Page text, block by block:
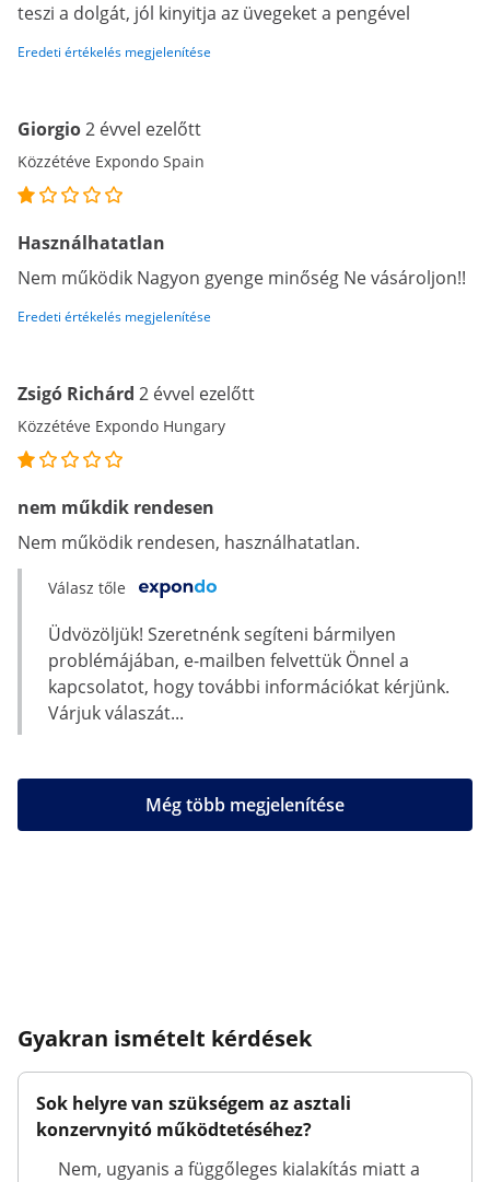
teszi a dolgát, jól kinyitja az üvegeket a pengével
Eredeti értékelés megjelenítése
Giorgio2 évvel ezelőtt
Közzétéve Expondo Spain
Használhatatlan
Nem működik Nagyon gyenge minőség Ne vásároljon!!
Eredeti értékelés megjelenítése
Zsigó Richárd 2 évvel ezelőtt
Közzétéve Expondo Hungary
nem műkdik rendesen
Nem működik rendesen, használhatatlan.
Válasz tőle
Üdvözöljük! Szeretnénk segíteni bármilyen
problémájában, e-mailben felvettük Önnel a
kapcsolatot, hogy további információkat kérjünk.
Várjuk válaszát...
Még több megjelenítése
Gyakran ismételt kérdések
Sok helyre van szükségem az asztali
konzervnyitó működtetéséhez?
Nem, ugyanis a függőleges kialakítás miatt a